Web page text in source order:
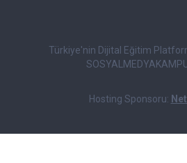
Türkiye'nin Dijital Eğitim
Hosting Sponsoru: